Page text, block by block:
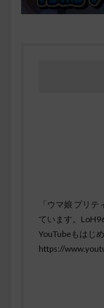
「ウマ娘 プリ
ています。
YouTubeもはじめ
https://